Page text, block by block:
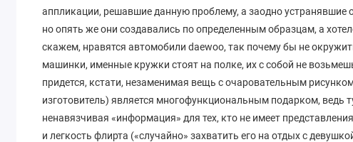
аппликации, решавшие данную проблему, а заодно
но опять же они создавались по определенным образцам, а
скажем, нравятся автомобили daewoo, так почему бы не
машинки, именные кружки стоят на полке, их с собой не
придется, кстати, незаменимая вещь с очаровательным
изготовитель) является многофункциональным подарком, ведь
ненавязчивая «информация» для тех, кто не имеет
и легкость флирта («случайно» захватить его на отдых с